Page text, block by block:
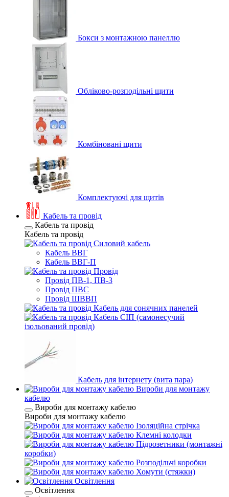
Бокси з монтажною панеллю
Обліково-розподільні щити
Комбіновані щити
Комплектуючі для щитів
Кабель та провід
Кабель та провід
Кабель та провід
Силовий кабель
Кабель ВВГ
Кабель ВВГ-П
Провід
Провід ПВ-1, ПВ-3
Провід ПВС
Провід ШВВП
Кабель для сонячних панелей
Кабель СІП (самонесучий
ізольований провід)
Кабель для інтернету (вита пара)
Вироби для монтажу
кабелю
Вироби для монтажу кабелю
Вироби для монтажу кабелю
Ізоляційна стрічка
Клемні колодки
Підрозетники (монтажні
коробки)
Розподільчі коробки
Хомути (стяжки)
Освітлення
Освітлення